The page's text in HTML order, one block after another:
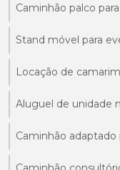
Caminhão palco
Stand móvel para
Locação de camarim
Aluguel de unidade
Caminhão